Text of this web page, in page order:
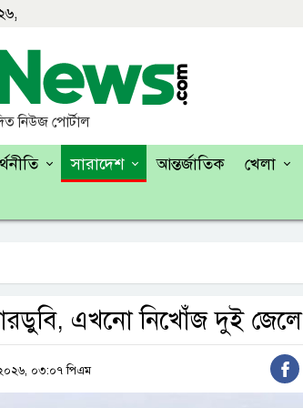
নিউজ পোর্টাল
সারাদেশ আন্তর্জাতিক খেলা
এখনো নিখোঁজ দুই জেলে
০৩:০৭ পিএম